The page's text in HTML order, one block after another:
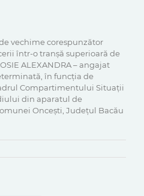
vechime corespunzător
într-o tranşă superioară de
ALEXANDRA – angajat
în funcția de
Compartimentului Situații
din aparatul de
Oncești, Județul Bacău